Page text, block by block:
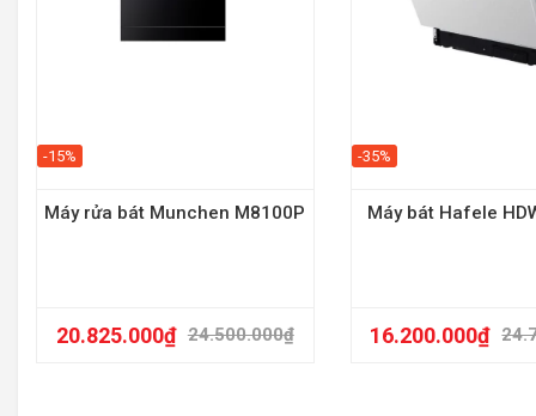
-15%
Máy rửa bát Munchen M8100P
24.500.000₫
20.825.000₫
-35%
Máy bát Hafele
16.200.000₫